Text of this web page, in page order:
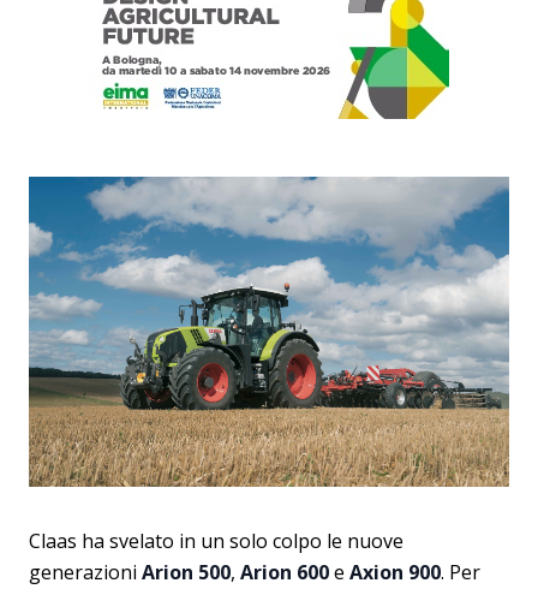
Claas ha svelato in un solo colpo le nuove
generazioni Arion 500, Arion 600e Axion 900. Per